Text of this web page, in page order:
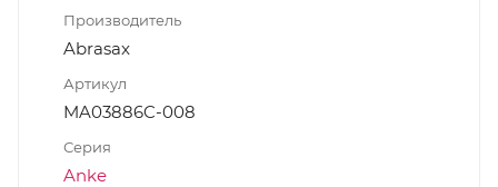
Производитель
Abrasax
Артикул
MA03886C-008
Серия
Anke